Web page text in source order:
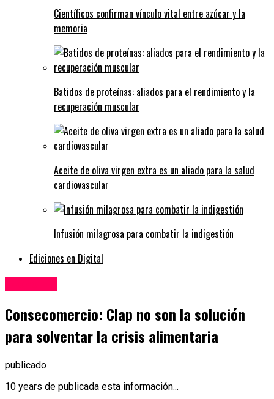
Científicos confirman vínculo vital entre azúcar y la
memoria
Batidos de proteínas: aliados para el rendimiento y la
recuperación muscular
Aceite de oliva virgen extra es un aliado para la salud
cardiovascular
Infusión milagrosa para combatir la indigestión
Ediciones en Digital
Consecomercio: Clap no son la solución
para solventar la crisis alimentaria
publicado
10 years de publicada esta información...